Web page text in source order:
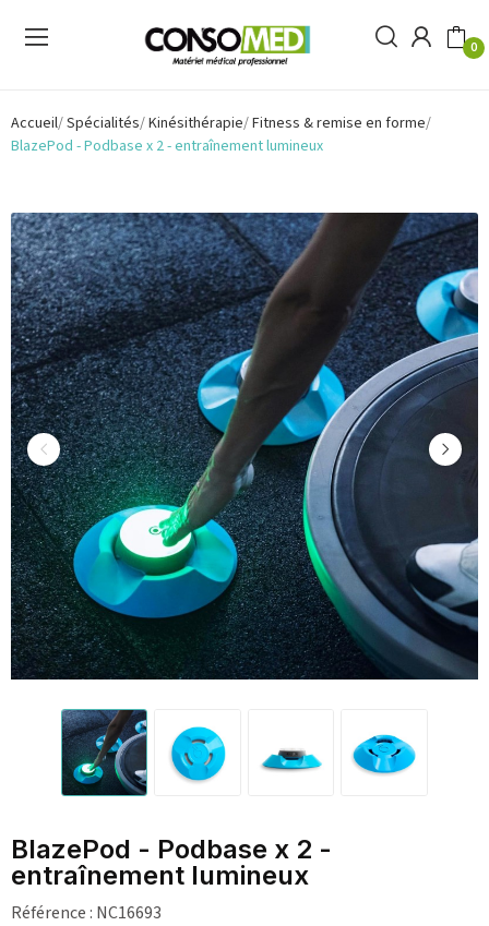
0
Accueil Spécialités Kinésithérapie Fitness & remise en forme
BlazePod - Podbase x 2 - entraînement lumineux
BlazePod - Podbase x 2 -
entraînement lumineux
Référence : NC16693